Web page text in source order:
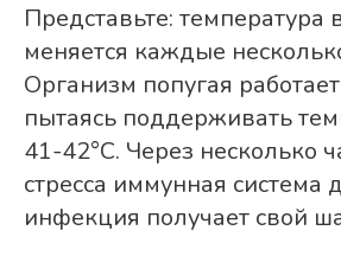
Представьте: температура
меняется каждые
Организм попугая
пытаясь поддерживать
41-42°C. Через несколько
стресса иммунная система
инфекция получает свой